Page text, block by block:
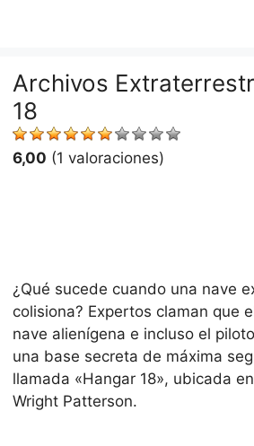
Archivos
18
6,00 (1 valoraciones)
¿Qué sucede cuando una nave
colisiona? Expertos claman que
nave alienígena e incluso el
una base secreta de máxima
llamada «Hangar 18», ubicada
Wright Patterson.